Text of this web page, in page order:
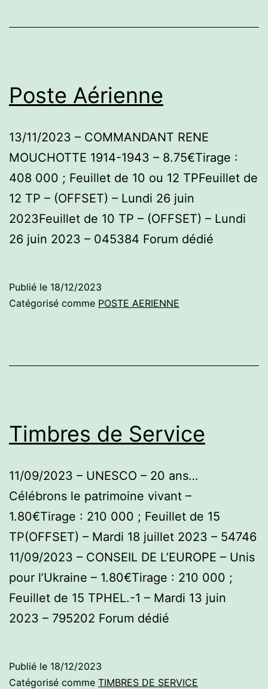
Poste Aérienne
13/11/2023 – COMMANDANT RENE
MOUCHOTTE 1914-1943 – 8.75€Tirage :
408 000 ; Feuillet de 10 ou 12 TPFeuillet de
12 TP – (OFFSET) – Lundi 26 juin
2023Feuillet de 10 TP – (OFFSET) – Lundi
26 juin 2023 – 045384 Forum dédié
Publié le 18/12/2023
Catégorisé comme POSTE AERIENNE
Timbres de Service
11/09/2023 – UNESCO – 20 ans…
Célébrons le patrimoine vivant –
1.80€Tirage : 210 000 ; Feuillet de 15
TP(OFFSET) – Mardi 18 juillet 2023 – 54746
11/09/2023 – CONSEIL DE L’EUROPE – Unis
pour l’Ukraine – 1.80€Tirage : 210 000 ;
Feuillet de 15 TPHEL.-1 – Mardi 13 juin
2023 – 795202 Forum dédié
Publié le 18/12/2023
Catégorisé comme TIMBRES DE SERVICE